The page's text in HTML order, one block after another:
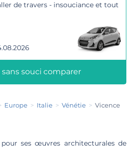
de travers - insouciance et tout
sans souci comparer
Europe Italie Vénétie Vicence
ses œuvres architecturales de